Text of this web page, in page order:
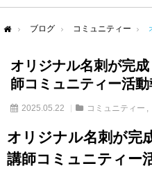
ブログ コミュニティー
オリジナル名刺が完
師コミュニティー活
2025.05.22 コミュニティー
オリジナル名刺が完
講師コミュニティー